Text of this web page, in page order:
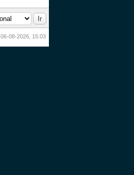
06-08-2026, 15:03